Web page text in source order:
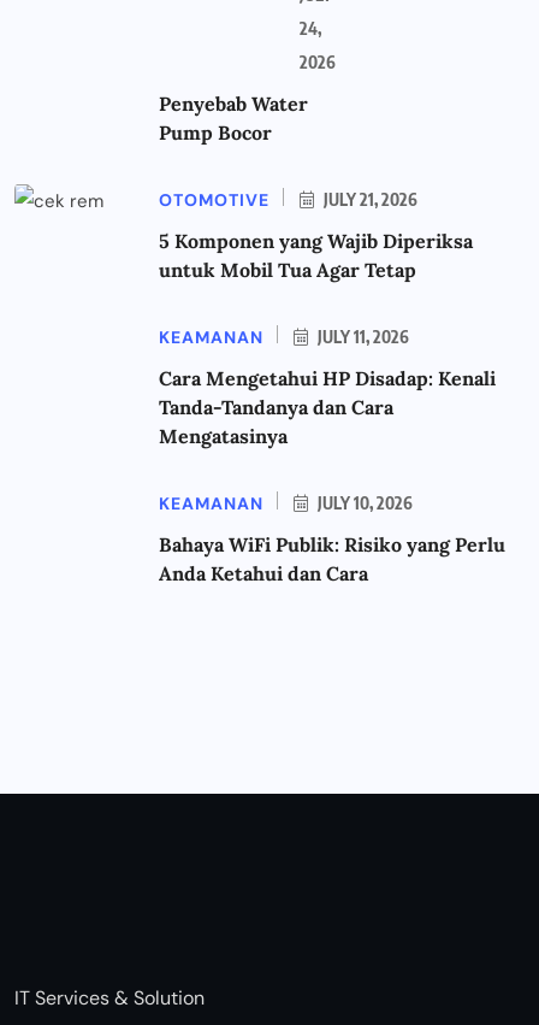
24,
2026
Penyebab Water
Pump Bocor
OTOMOTIVE JULY 21, 2026
5 Komponen yang Wajib Diperiksa
untuk Mobil Tua Agar Tetap
KEAMANAN JULY 11, 2026
Cara Mengetahui HP Disadap: Kenali
Tanda-Tandanya dan Cara
Mengatasinya
KEAMANAN JULY 10, 2026
Bahaya WiFi Publik: Risiko yang Perlu
Anda Ketahui dan Cara
IT Services & Solution